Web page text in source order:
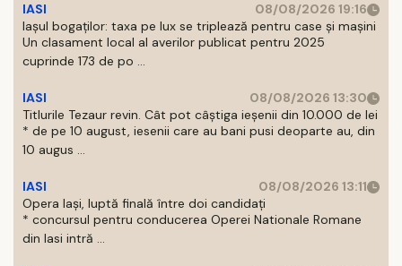
IASI
08/08/2026 19:16
Iașul bogaților: taxa pe lux se triplează pentru case și mașini
Un clasament local al averilor publicat pentru 2025
cuprinde 173 de po ...
IASI
08/08/2026 13:30
Titlurile Tezaur revin. Cât pot câștiga ieșenii din 10.000 de lei
* de pe 10 august, iesenii care au bani pusi deoparte au, din
10 augus ...
IASI
08/08/2026 13:11
Opera Iași, luptă finală între doi candidați
* concursul pentru conducerea Operei Nationale Romane
din Iasi intră ...